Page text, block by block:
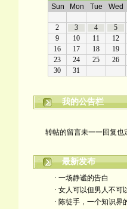
我的公告栏
哪裡有自由，哪
政治转载不一定
最新发布
· 一场静谧的告白
· 女人可以但男人不可
· 陈徒手，一个知识界